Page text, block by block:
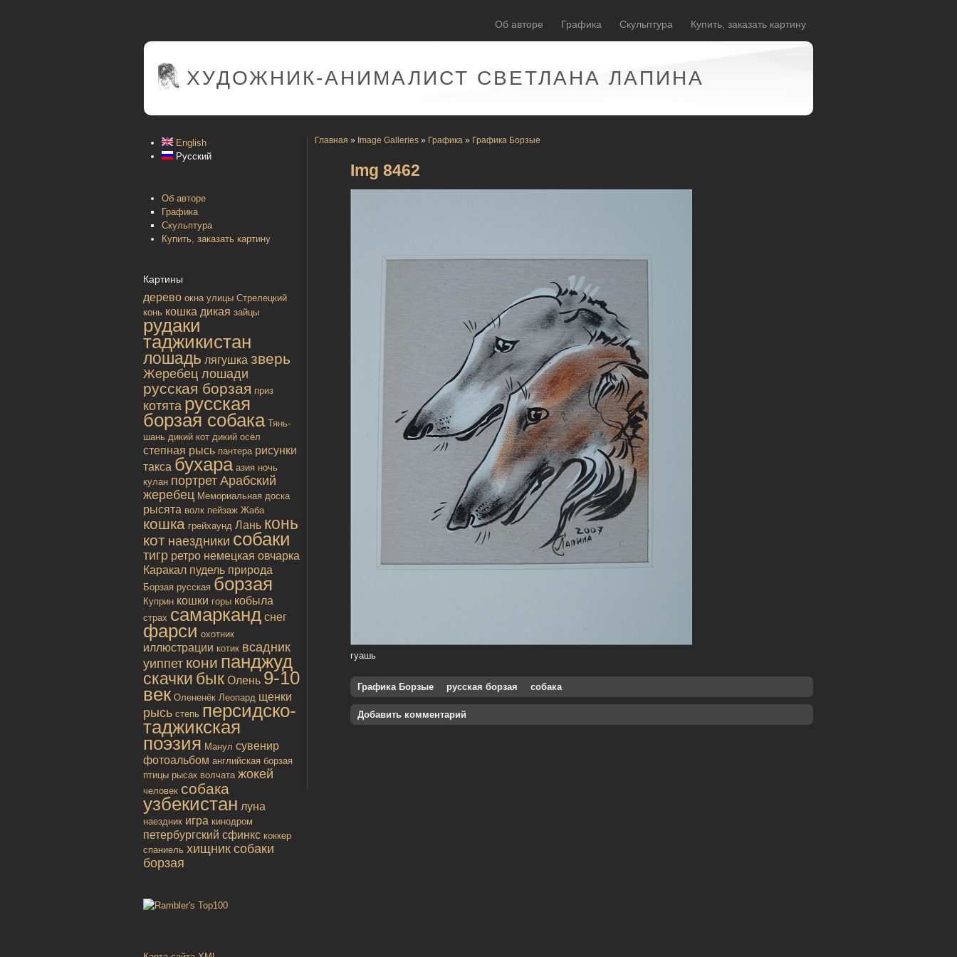
Об авторе Графика Скульптура Купить, заказать картину
ХУДОЖНИК-АНИМАЛИСТ СВЕТЛАНА ЛАПИНА
English
Русский
Об авторе
Графика
Скульптура
Купить, заказать картину
Картины
дерево окна улицы Стрелецкий
конь кошка дикая зайцы
рудаки
таджикистан
лошадь лягушка зверь
Жеребец лошади
русская борзая приз
котята русская
борзая собака Тянь-
шань дикий кот дикий осёл
степная рысь пантера рисунки
такса бухара азия ночь
кулан портрет Арабский
жеребец Мемориальная доска
рысята волк пейзаж Жаба
кошка грейхаунд Лань конь
кот наездники собаки
тигр ретро немецкая овчарка
Каракал пудель природа
Борзая русская борзая
Куприн кошки горы кобыла
страх самарканд снег
фарси охотник
иллюстрации котик всадник
уиппет кони панджуд
скачки бык Олень 9-10
век Олененёк Леопард щенки
рысь степь персидско-
таджикская
поэзия Манул сувенир
фотоальбом английская борзая
птицы рысак волчата жокей
человек собака
узбекистан луна
наездник игра кинодром
петербургский сфинкс коккер
спаниель хищник собаки
борзая
Главная » Image Galleries » Графика » Графика Борзые
Img 8462
гуашь
Графика Борзые русская борзая собака
Добавить комментарий